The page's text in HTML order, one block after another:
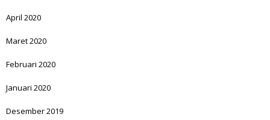
April 2020
Maret 2020
Februari 2020
Januari 2020
Desember 2019